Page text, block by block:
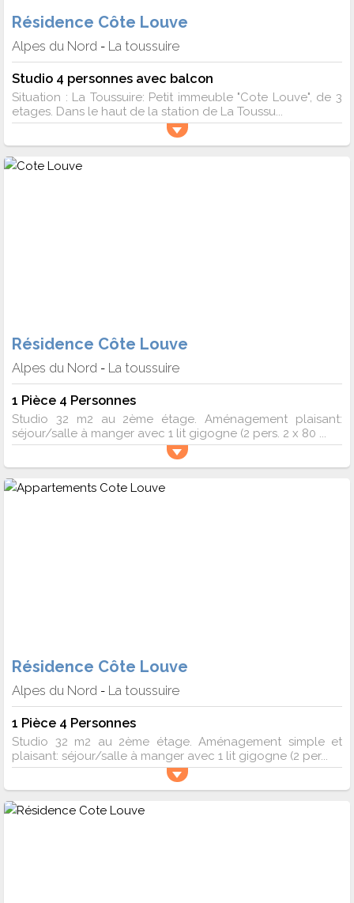
Résidence Côte Louve
Alpes du Nord - La toussuire
Studio 4 personnes avec balcon
Situation : La Toussuire: Petit immeuble "Cote Louve", de 3
etages. Dans le haut de la station de La Toussu...
Résidence Côte Louve
Alpes du Nord - La toussuire
1 Pièce 4 Personnes
Studio 32 m2 au 2ème étage. Aménagement plaisant:
séjour/salle à manger avec 1 lit gigogne (2 pers. 2 x 80 ...
Résidence Côte Louve
Alpes du Nord - La toussuire
1 Pièce 4 Personnes
Studio 32 m2 au 2ème étage. Aménagement simple et
plaisant: séjour/salle à manger avec 1 lit gigogne (2 per...